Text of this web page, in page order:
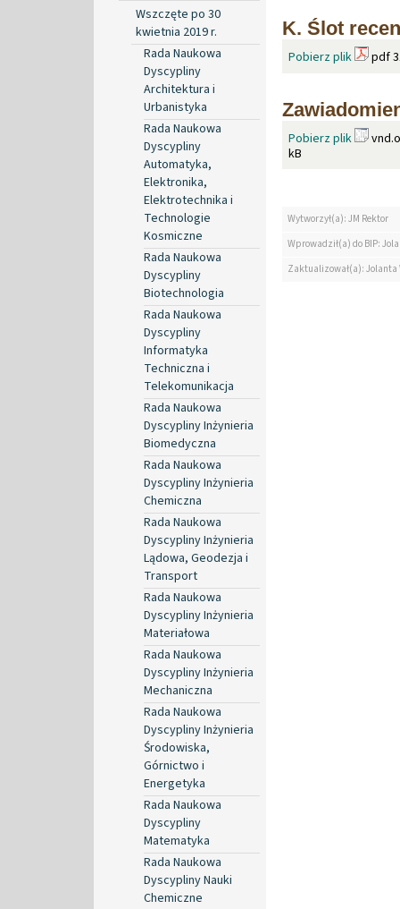
Wszczęte po 30
kwietnia 2019 r.
Rada Naukowa
Dyscypliny
Architektura i
Urbanistyka
Rada Naukowa
Dyscypliny
Automatyka,
Elektronika,
Elektrotechnika i
Technologie
Kosmiczne
Rada Naukowa
Dyscypliny
Biotechnologia
Rada Naukowa
Dyscypliny
Informatyka
Techniczna i
Telekomunikacja
Rada Naukowa
Dyscypliny Inżynieria
Biomedyczna
Rada Naukowa
Dyscypliny Inżynieria
Chemiczna
Rada Naukowa
Dyscypliny Inżynieria
Lądowa, Geodezja i
Transport
Rada Naukowa
Dyscypliny Inżynieria
Materiałowa
Rada Naukowa
Dyscypliny Inżynieria
Mechaniczna
Rada Naukowa
Dyscypliny Inżynieria
Środowiska,
Górnictwo i
Energetyka
Rada Naukowa
Dyscypliny
Matematyka
Rada Naukowa
Dyscypliny Nauki
Chemiczne
K. Ślot
Pobierz plik pdf
Pobierz plik
kB
Wytworzył(a): JM Rektor
Wprowadził(a) do BIP:
Zaktualizował(a): Jolanta